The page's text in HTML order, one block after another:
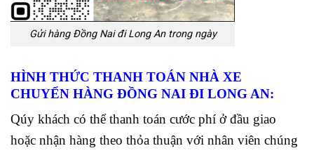
Gửi hàng Đồng Nai đi Long An trong ngày
HÌNH THỨC THANH TOÁN NHÀ XE
CHUYỂN HÀNG ĐỒNG NAI ĐI LONG AN:
Qúy khách có thể thanh toán cước phí ở đầu giao
hoặc nhận hàng theo thỏa thuận với nhân viên chúng